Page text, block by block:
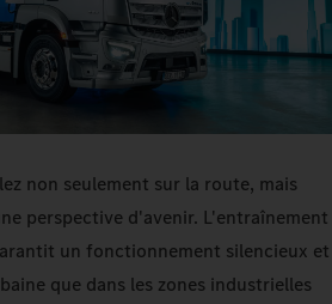
non seulement sur la route, mais
perspective d'avenir. L'entraînement
un fonctionnement silencieux et
que dans les zones industrielles